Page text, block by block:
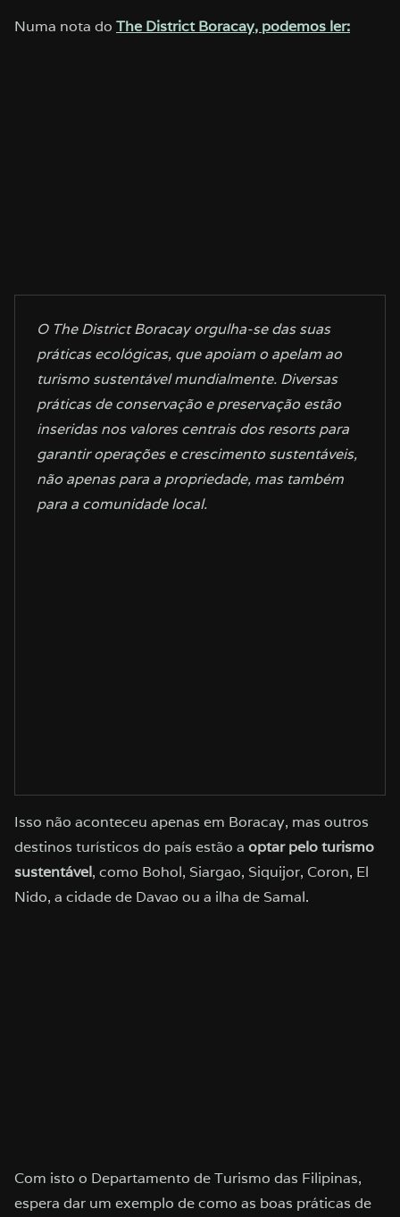
Numa nota do The District Boracay, podemos ler:
O The District Boracay orgulha-se das suas
práticas ecológicas, que apoiam o apelam ao
turismo sustentável mundialmente. Diversas
práticas de conservação e preservação estão
inseridas nos valores centrais dosresortspara
garantir operações e crescimento sustentáveis,
não apenas para a propriedade, mas também
para a comunidade local.
Isso não aconteceu apenas em Boracay, mas outros
destinos turísticos do país estão a optar pelo turismo
sustentável, como Bohol, Siargao, Siquijor, Coron, El
Nido, a cidade de Davao ou a ilha de Samal.
Com isto o Departamento de Turismo das Filipinas,
espera dar um exemplo de como as boas práticas de